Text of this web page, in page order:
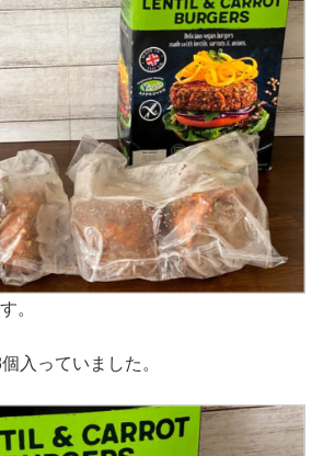
。
入っていました。